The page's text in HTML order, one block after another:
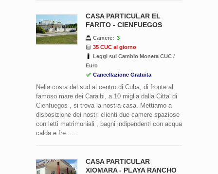
CASA PARTICULAR EL
FARITO - CIENFUEGOS
Camere: 3
35 CUC al giorno
Leggi sul Cambio Moneta CUC /
Euro
Cancellazione Gratuita
Nella costa del sud al centro di Cuba, di fronte al
famoso mare dei Caraibi, a 10 miglia dalla Citta' di
Cienfuegos , si trova la nostra casa. Mettiamo a
disposizione dei nostri clienti due camere spaziose
con letti matrimoniali , bagni indipendenti con acqua
calda e fre......
CASA PARTICULAR
XIOMARA - PLAYA RANCHO